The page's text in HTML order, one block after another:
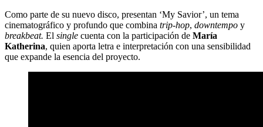
Como parte de su nuevo disco, presentan ‘My Savior’, un tema
cinematográfico y profundo que combina trip-hop, downtempo y
breakbeat. El single cuenta con la participación de María
Katherina, quien aporta letra e interpretación con una sensibilidad
que expande la esencia del proyecto.